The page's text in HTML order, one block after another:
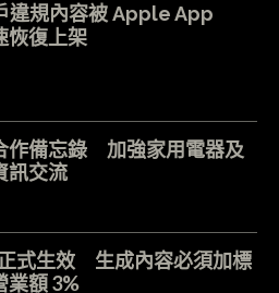
違規內容被 Apple App
恢復上架
作備忘錄 加強家用電器及
訊交流
式生效 生成內容必須加標
額 3%